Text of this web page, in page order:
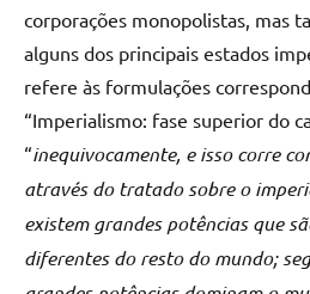
corporações monopolistas, mas
alguns dos principais estados
refere às formulações
“Imperialismo: fase superior do
“inequivocamente, e isso corre
através do tratado sobre o
existem grandes potências que
diferentes do resto do mundo;